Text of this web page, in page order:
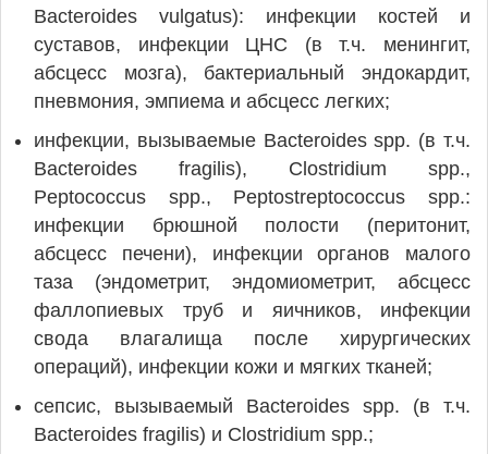
Bacteroides vulgatus): инфекции костей и
суставов, инфекции ЦНС (в т.ч. менингит,
абсцесс мозга), бактериальный эндокардит,
пневмония, эмпиема и абсцесс легких;
инфекции, вызываемые Bacteroides spp. (в т.ч.
Bacteroides fragilis), Clostridium spp.,
Peptococcus spp., Peptostreptococcus spp.:
инфекции брюшной полости (перитонит,
абсцесс печени), инфекции органов малого
таза (эндометрит, эндомиометрит, абсцесс
фаллопиевых труб и яичников, инфекции
свода влагалища после хирургических
операций), инфекции кожи и мягких тканей;
сепсис, вызываемый Bacteroides spp. (в т.ч.
Bacteroides fragilis) и Clostridium spp.;